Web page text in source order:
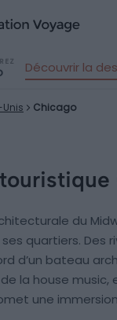
Découvrir la
Chicago
du
quartiers. Des
d’un bateau
la house music,
une